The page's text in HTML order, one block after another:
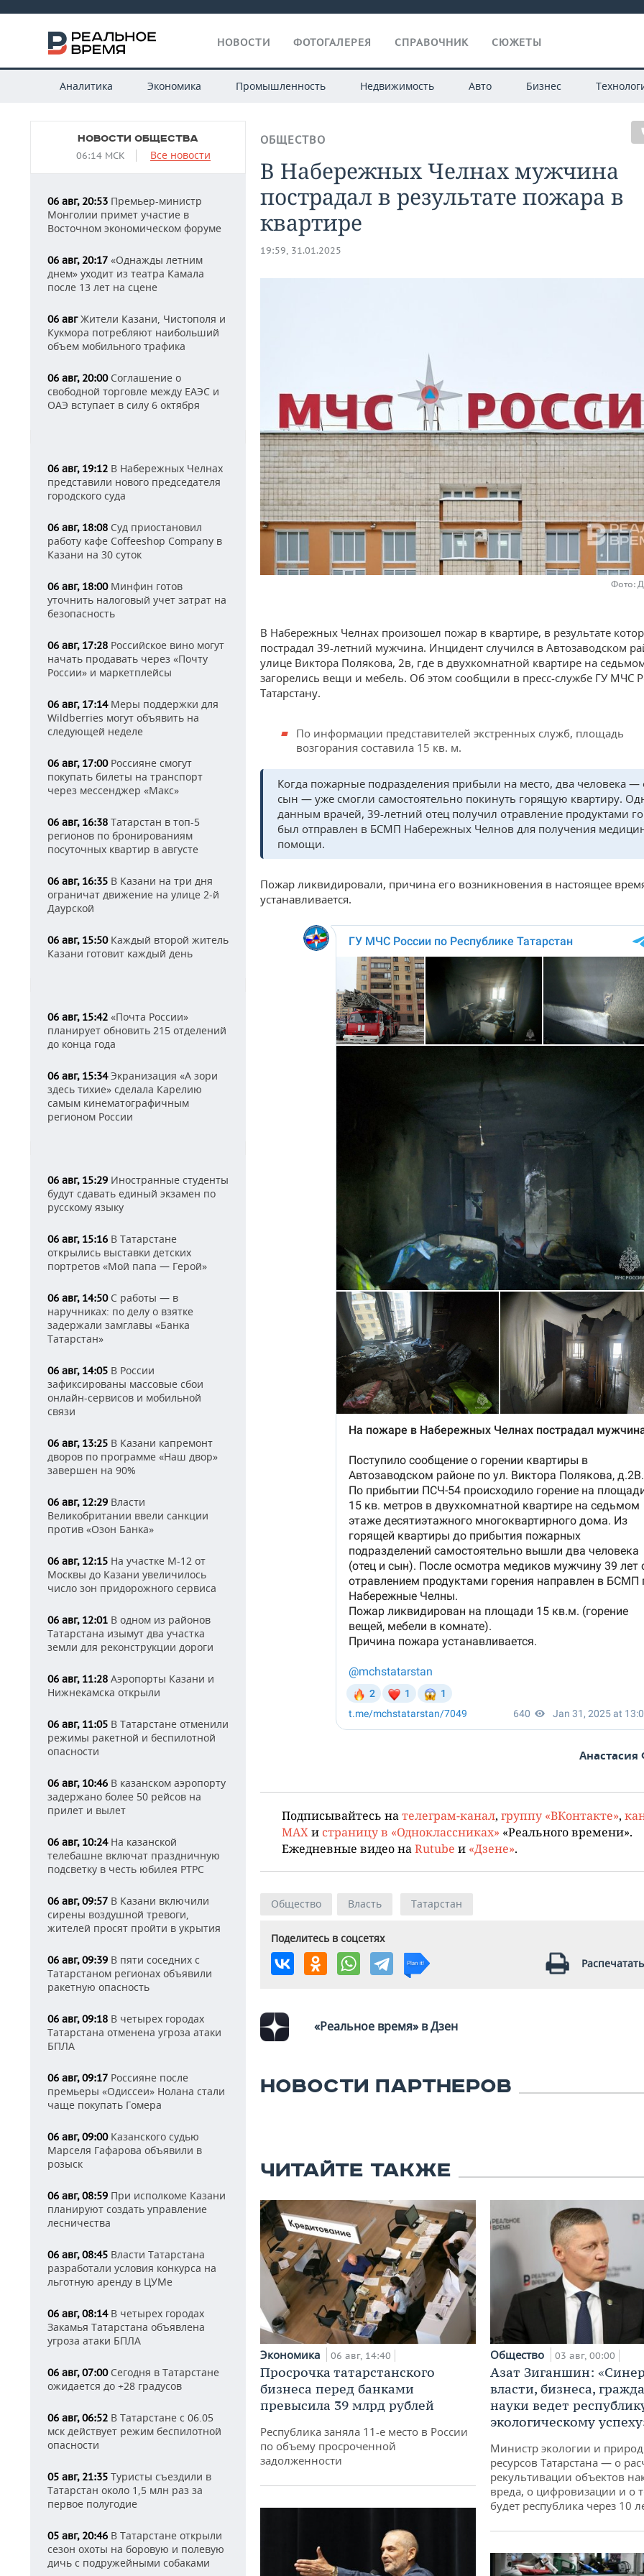
НОВОСТИ ФОТОГАЛЕРЕЯ СПРАВОЧНИК СЮЖЕТЫ
Аналитика Экономика Промышленность Недвижимость Авто Бизнес
НОВОСТИ ОБЩЕСТВА
06:14 МСК Все новости
06 авг, 20:53 Премьер-министр
Монголии примет участие в
Восточном экономическом форуме
06 авг, 20:17 «Однажды летним
днем» уходит из театра Камала
после 13 лет на сцене
06 авгЖители Казани, Чистополя и
Кукмора потребляют наибольший
объем мобильного трафика
06 авг, 20:00Соглашение о
свободной торговле между ЕАЭС и
ОАЭ вступает в силу 6 октября
06 авг, 19:12 В Набережных Челнах
представили нового председателя
городского суда
06 авг, 18:08 Суд приостановил
работу кафе Coffeeshop Company в
Казани на 30 суток
06 авг, 18:00Минфин готов
уточнить налоговый учет затрат на
безопасность
06 авг, 17:28 Российское вино могут
начать продавать через «Почту
России» и маркетплейсы
06 авг, 17:14Меры поддержки для
Wildberries могут объявить на
следующей неделе
06 авг, 17:00Россияне смогут
покупать билеты на транспорт
через мессенджер «Макс»
06 авг, 16:38 Татарстан в топ-5
регионов по бронированиям
посуточных квартир в августе
06 авг, 16:35 В Казани на три дня
ограничат движение на улице 2-й
Даурской
06 авг, 15:50Каждый второй житель
Казани готовит каждый день
06 авг, 15:42 «Почта России»
планирует обновить 215 отделений
до конца года
06 авг, 15:34Экранизация «А зори
здесь тихие» сделала Карелию
самым кинематографичным
регионом России
06 авг, 15:29 Иностранные студенты
будут сдавать единый экзамен по
русскому языку
06 авг, 15:16 В Татарстане
открылись выставки детских
портретов «Мой папа — Герой»
06 авг, 14:50С работы — в
наручниках: по делу о взятке
задержали замглавы «Банка
Татарстан»
06 авг, 14:05 В России
зафиксированы массовые сбои
онлайн-сервисов и мобильной
связи
06 авг, 13:25 В Казани капремонт
дворов по программе «Наш двор»
завершен на 90%
06 авг, 12:29 Власти
Великобритании ввели санкции
против «Озон Банка»
06 авг, 12:15 На участке М-12 от
Москвы до Казани увеличилось
число зон придорожного сервиса
06 авг, 12:01 В одном из районов
Татарстана изымут два участка
земли для реконструкции дороги
06 авг, 11:28 Аэропорты Казани и
Нижнекамска открыли
06 авг, 11:05 В Татарстане отменили
режимы ракетной и беспилотной
опасности
06 авг, 10:46 В казанском аэропорту
задержано более 50 рейсов на
прилет и вылет
06 авг, 10:24На казанской
телебашне включат праздничную
подсветку в честь юбилея РТРС
06 авг, 09:57 В Казани включили
сирены воздушной тревоги,
жителей просят пройти в укрытия
06 авг, 09:39 В пяти соседних с
Татарстаном регионах объявили
ракетную опасность
06 авг, 09:18 В четырех городах
Татарстана отменена угроза атаки
БПЛА
06 авг, 09:17 Россияне после
премьеры «Одиссеи» Нолана стали
чаще покупать Гомера
06 авг, 09:00Казанского судью
Марселя Гафарова объявили в
розыск
06 авг, 08:59 При исполкоме Казани
планируют создать управление
лесничества
06 авг, 08:45 Власти Татарстана
разработали условия конкурса на
льготную аренду в ЦУМе
06 авг, 08:14В четырех городах
Закамья Татарстана объявлена
угроза атаки БПЛА
06 авг, 07:00Сегодня в Татарстане
ожидается до +28 градусов
06 авг, 06:52 В Татарстане с 06.05
мск действует режим беспилотной
опасности
05 авг, 21:35 Туристы съездили в
Татарстан около 1,5 млн раз за
первое полугодие
05 авг, 20:46 В Татарстане открыли
сезон охоты на боровую и полевую
дичь с подружейными собаками
ОБЩЕСТВО
В Набережных Челнах мужчина
пострадал в результате пожара в
квартире
19:59, 31.01.2025
Фото:
В Набережных Челнах произошел пожар в квартире, в результате
пострадал 39-летний мужчина. Инцидент случился в Автозаводском
улице Виктора Полякова, 2в, где в двухкомнатной квартире на
загорелись вещи и мебель. Об этом сообщили в пресс-службе ГУ МЧС
Татарстану.
По информации представителей экстренных служб, площадь
возгорания составила 15 кв. м.
Когда пожарные подразделения прибыли на место, два человека —
сын — уже смогли самостоятельно покинуть горящую квартиру.
данным врачей, 39-летний отец получил отравление продуктами
был отправлен в БСМП Набережных Челнов для получения
помощи.
Пожар ликвидировали, причина его возникновения в настоящее
устанавливается.
Подписывайтесь нателеграм-канал, группу «ВКонтакте»,
MAXи страницу в «Одноклассниках» «Реального времени».
Ежедневные видео наRutube и «Дзене».
Общество Власть Татарстан
Поделитесь в соцсетях
«Реальное время» в Дзен
НОВОСТИ ПАРТНЕРОВ
ЧИТАЙТЕ ТАКЖЕ
Экономика 06 авг, 14:40
Просрочка татарстанского
бизнеса перед банками
превысила 39 млрд рублей
Республика заняла 11-е место в России
по объему просроченной
задолженности
Общество 03 авг, 00:00
Азат Зиганшин:
власти, бизнеса,
науки ведет
экологическому
Министр экологии и
ресурсов Татарстана — о
рекультивации объектов
вреда, о цифровизации и о
будет республика через 10